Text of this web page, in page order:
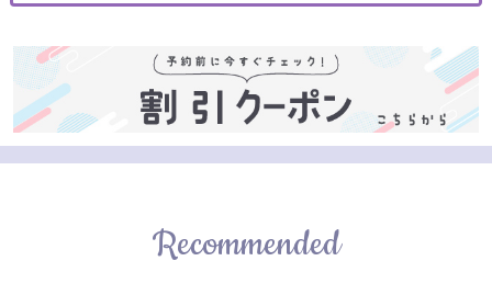
Recommended